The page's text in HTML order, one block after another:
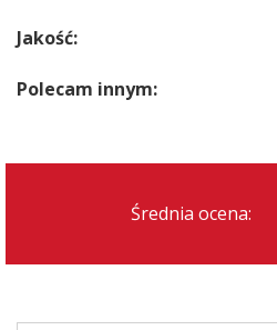
Jakość:
Polecam innym:
Średnia ocena: